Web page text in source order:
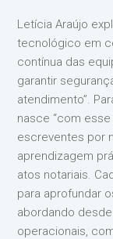
Letícia Araújo
tecnológico em
contínua das
garantir
atendimento”.
nasce “com
escreventes por
aprendizagem
atos notariais.
para aprofundar
abordando
operacionais,